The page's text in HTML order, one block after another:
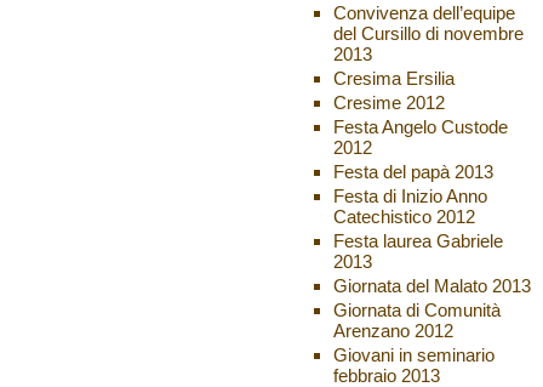
Convivenza dell’equipe
del Cursillo di novembre
2013
Cresima Ersilia
Cresime 2012
Festa Angelo Custode
2012
Festa del papà 2013
Festa di Inizio Anno
Catechistico 2012
Festa laurea Gabriele
2013
Giornata del Malato 2013
Giornata di Comunità
Arenzano 2012
Giovani in seminario
febbraio 2013